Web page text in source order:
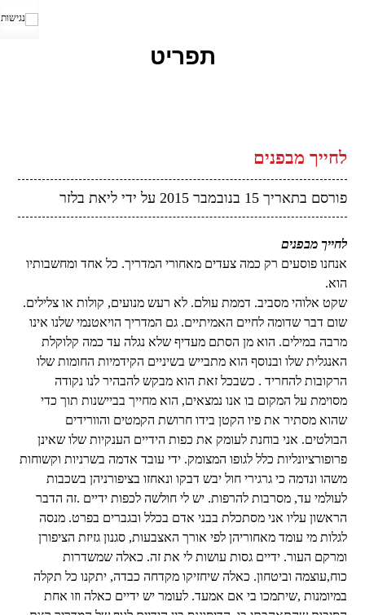
תפריט
לחייך מבפנים
פורסם בתאריך15 בנובמבר 2015 על ידיליאת בלזר
לחייך מבפנים
אנחנו פוסעים רק כמה צעדים מאחורי המדריך. כל אחד ומחשבותיו
הוא.
שקט אלוהי מסביב. דממת עולם. לא רעש מנועים, קולות או צלילים.
שום דבר שדומה לחיים האמיתיים. גם המדריך הויאטנמי שלנו אינו
מרבה במילים. הוא מן הסתם מעדיף שלא נגלה עד כמה קלוקלת
האנגלית שלו ובנוסף הוא מתבייש בשיניים הקידמיות החומות שלו
הרקובות להחריד . כשבכל זאת הוא מבקש להבהיר לנו נקודה
מסוימת על המקום בו אנו נמצאים, הוא מחייך בביישנות תוך כדי
שהוא מסתיר את פיו הקטן בידו חרושת הקמטים והוורידים
הבולטים. אני בוחנת לעומק את כפות הידיים הענקיות שלו שאינן
פרופורציונליות כלל לגופו המצומק. ידי עובד אדמה בשרניות וקשוחות
משהו ונדמה כי גרגירי חול יבש דבקו ונאחזו בציפורניהן בשכבות
לעולמי עד, מסרבות להרפות. יש לי חולשה לכפות ידיים .זה הדבר
הראשון עליו אני מסתכלת בבני אדם בכלל ובגברים בפרט. מנסה
לגלות מי עומד מאחוריהן לפי אורך האצבעות, סגנון גזיזת הציפורן
ומרקם העור. ידיים גסות עושות לי את זה. כאלה שמשדרות
כוח,עוצמה וביטחון. כאלה שיחזיקו מקדחה כבדה, יתקנו כל תקלה
במיומנות ,שיתמכו בי אם אמעד. לעומר יש ידיים כאלה וזו אחת